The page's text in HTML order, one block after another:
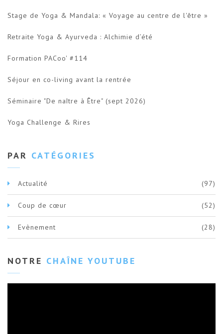
Stage de Yoga & Mandala: « Voyage au centre de l'être »
Retraite Yoga & Ayurveda : Alchimie d’été
Formation PACoo' #114
Séjour en co-living avant la rentrée
Séminaire "De naître à Être" (sept 2026)
Yoga Challenge & Rires
PAR CATÉGORIES
Actualité (97)
Coup de cœur (52)
Evènement (28)
NOTRE CHAÎNE YOUTUBE